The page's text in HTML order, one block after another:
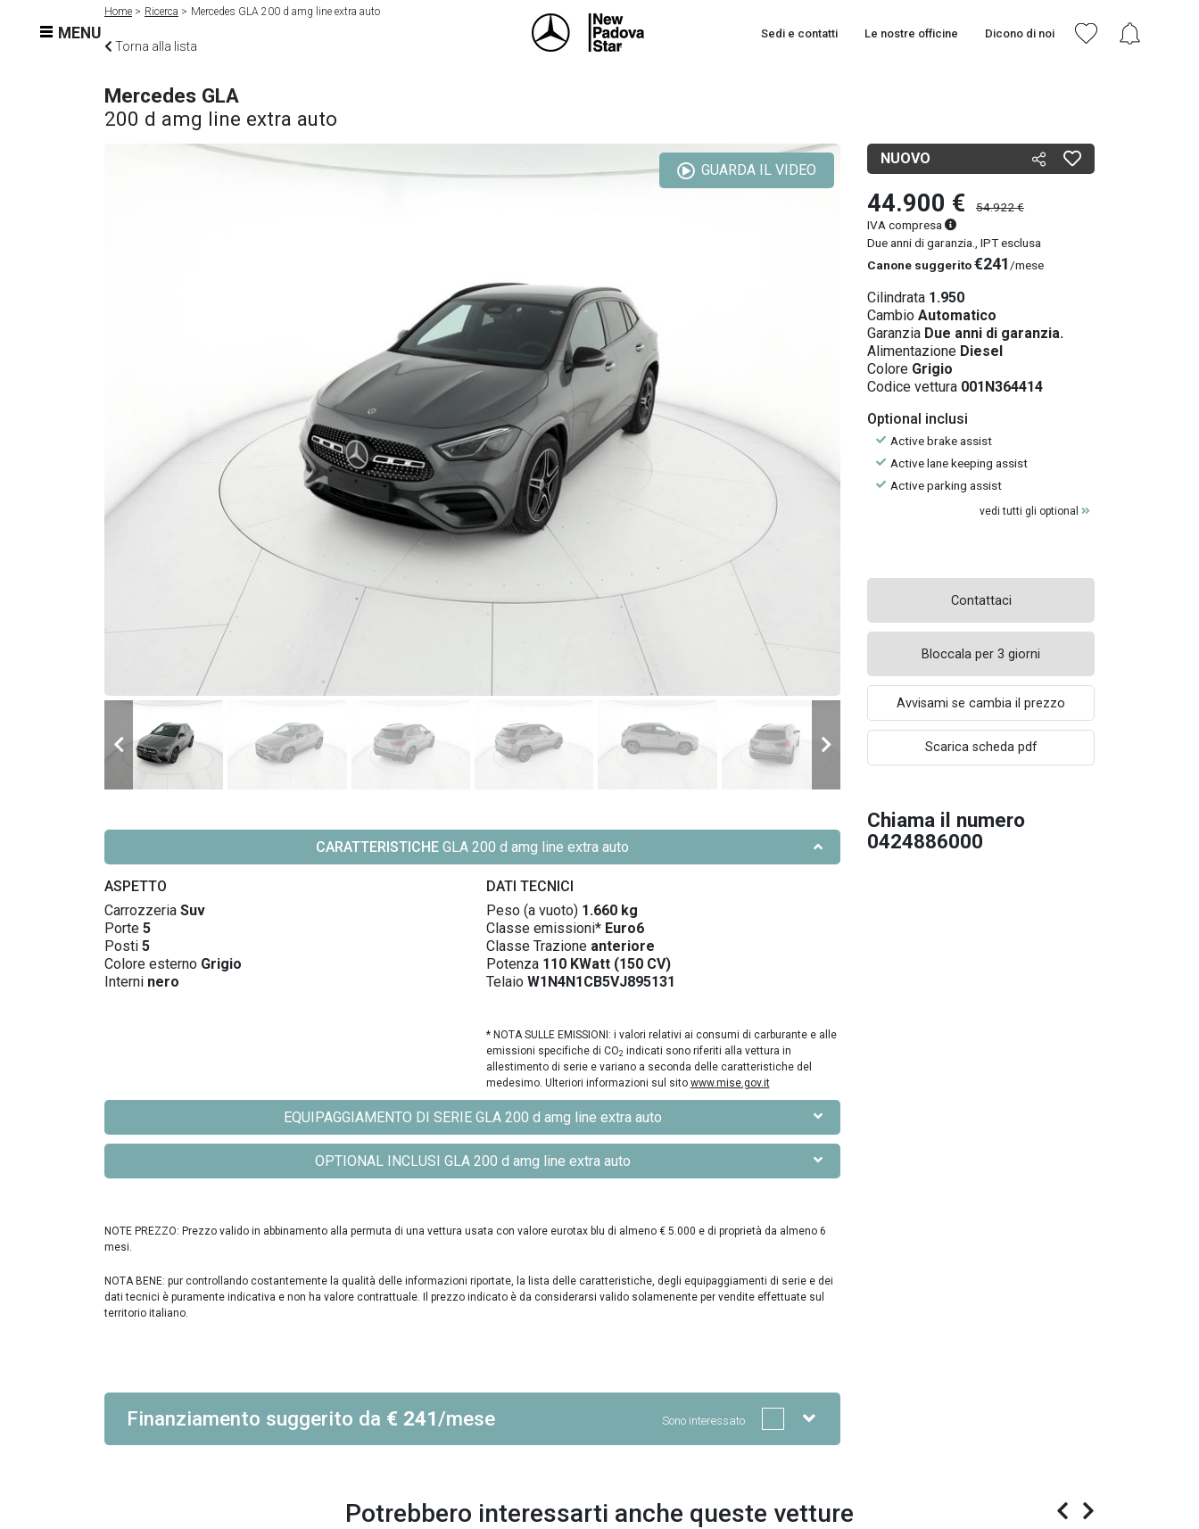
MENU Sedi e contatti Le nostre officine Dicono di noi
Home Ricerca Mercedes GLA 200 d amg line extra auto
Torna alla lista
Mercedes GLA
200 d amg line extra auto
GUARDA IL VIDEO
CARATTERISTICHE GLA 200 d amg line extra auto
ASPETTO
Carrozzeria Suv
Porte 5
Posti 5
Colore esterno Grigio
Interni nero
DATI TECNICI
Peso (a vuoto) 1.660 kg
Classe emissioni* Euro6
Classe Trazione anteriore
Potenza 110 KWatt (150 CV)
Telaio W1N4N1CB5VJ895131
* NOTA SULLE EMISSIONI: i valori relativi ai consumi di carburante e alle
emissioni specifiche di CO2 indicati sono riferiti alla vettura in
allestimento di serie e variano a seconda delle caratteristiche del
medesimo. Ulteriori informazioni sul sito www.mise.gov.it
EQUIPAGGIAMENTO DI SERIE GLA 200 d amg line extra auto
OPTIONAL INCLUSI GLA 200 d amg line extra auto
NOTE PREZZO: Prezzo valido in abbinamento alla permuta di una vettura usata con valore eurotax blu di almeno € 5.000 e di proprietà da almeno 6
mesi.
NOTA BENE: pur controllando costantemente la qualità delle informazioni riportate, la lista delle caratteristiche, degli equipaggiamenti di serie e dei
dati tecnici è puramente indicativa e non ha valore contrattuale. Il prezzo indicato è da considerarsi valido solamenente per vendite effettuate sul
territorio italiano.
Finanziamento suggerito da € 241/mese Sono interessato
NUOVO
44.900 €
54.922 €
IVA compresa
Due anni di garanzia., IPT esclusa
Canone suggerito€241 /mese
Cilindrata 1.950
Cambio Automatico
Garanzia Due anni di garanzia.
Alimentazione Diesel
Colore Grigio
Codice vettura 001N364414
Optional inclusi
Active brake assist
Active lane keeping assist
Active parking assist
vedi tutti gli optional
Contattaci
Bloccala per 3 giorni
Avvisami se cambia il prezzo
Scarica scheda pdf
Chiama il numero
0424886000
Potrebbero interessarti anche queste vetture